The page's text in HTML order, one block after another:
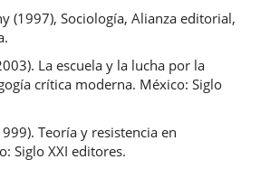
(1997), Sociología, Alianza editorial,
La escuela y la lucha por la
crítica moderna. México: Siglo
Teoría y resistencia en
Siglo XXI editores.